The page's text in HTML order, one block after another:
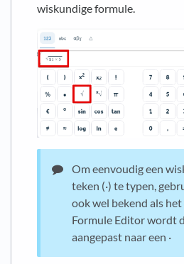
wiskundige formule.
Om eenvoudig een
teken (·) te typen,
ook wel bekend als
Formule Editor wordt
aangepast naar een ·